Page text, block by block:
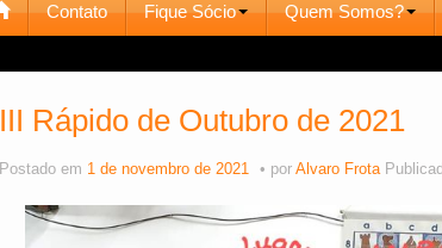
Contato Fique Sócio Quem Somos?
III Rápido de Outubro de 2021
Postado em 1 de novembro de 2021 por Alvaro Frota